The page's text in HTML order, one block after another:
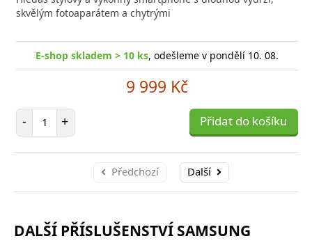
skvělým fotoaparátem a chytrými
E-shop skladem > 10 ks, odešleme v pondělí 10. 08.
9 999 Kč
- Počet položek
+ Přidat do košíku
Předchozí Další
DALŠÍ PŘÍSLUŠENSTVÍ SAMSUNG